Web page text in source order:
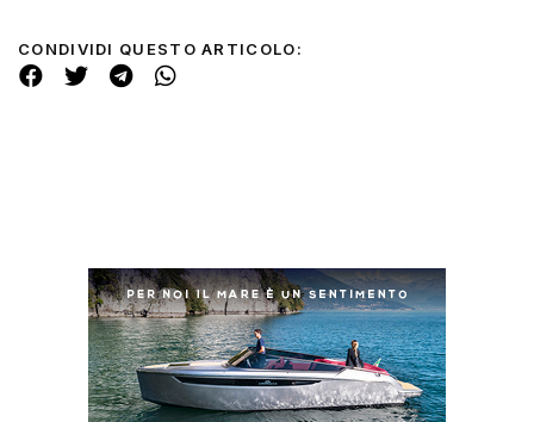
CONDIVIDI QUESTO ARTICOLO: